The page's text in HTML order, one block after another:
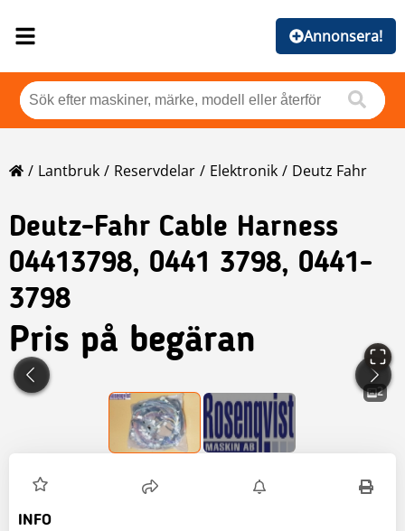
Annonsera!
Lantbruk Reservdelar Elektronik Deutz Fahr
Deutz-Fahr Cable Harness
04413798, 0441 3798, 0441-
3798
Pris på begäran
2
INFO